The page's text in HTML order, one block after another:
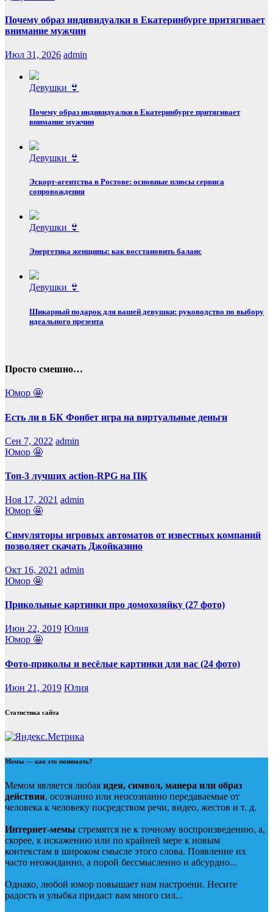
Почему образ индивидуалки в Екатеринбурге притягивает
внимание мужчин
Июл 31, 2026 admin
Девушки 👙
Почему образ индивидуалки в Екатеринбурге притягивает
внимание мужчин
Девушки 👙
Эскорт‑агентства в Ростове: основные плюсы сервиса
сопровождения
Девушки 👙
Энергетика женщины: как восстановить баланс
Девушки 👙
Шикарный подарок для вашей девушки: руководство по выбору
идеального презента
Просто смешно…
Юмор 🤩
Есть ли в БК Фонбет игра на виртуальные деньги
Сен 7, 2022 admin
Юмор 🤩
Топ-3 лучших action-RPG на ПК
Ноя 17, 2021 admin
Юмор 🤩
Симуляторы игровых автоматов от известных компаний
позволяет скачать Джойказино
Окт 16, 2021 admin
Юмор 🤩
Прикольные картинки про домохозяйку (27 фото)
Июн 22, 2019 Юлия
Юмор 🤩
Фото-приколы и весёлые картинки для вас (24 фото)
Июн 21, 2019 Юлия
Статистика сайта
Мемы — как это понимать?
Мемом является любая идея, символ, манера или образ
действия, осознанно или неосознанно передаваемые от
человека к человеку посредством речи, видео, жестов и т. д.
Интернет-мемы стремятся не к точному воспроизведению, а,
скорее, к искажению или по крайней мере к новым
контекстам в широком смысле этого слова. Появление их
часто неожиданно, а порой бессмысленно и абсурдно...
Однако, любой юмор повышает нам настроени. Несите
радость и улыбка придаст вам много сил...